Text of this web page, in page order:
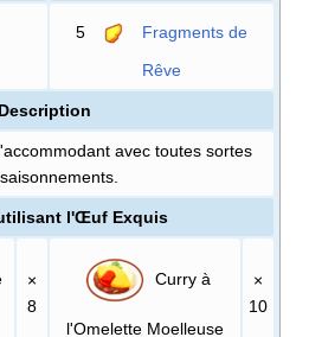
5 Fragments de
Rêve
Description
avec toutes sortes
l'Œuf Exquis
×
8
Curry à
l'Omelette Moelleuse
×
10